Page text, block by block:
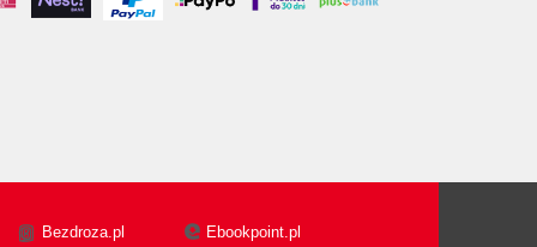
Bezdroza.pl Ebookpoint.pl